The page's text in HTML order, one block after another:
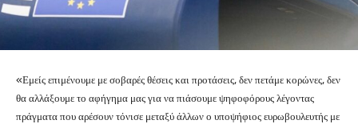
«Εμείς επιμένουμε με σοβαρές θέσεις και προτάσεις, δεν πετάμε κορώνες, δεν
θα αλλάξουμε το αφήγημα μας για να πιάσουμε ψηφοφόρους λέγοντας
πράγματα που αρέσουν τόνισε μεταξύ άλλων ο υποψήφιος ευρωβουλευτής με